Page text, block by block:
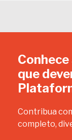
que
Contribua
completo,